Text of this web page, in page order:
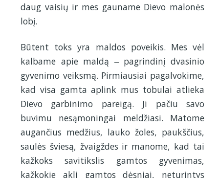
daug vaisių ir mes gauname Dievo malonės
lobį.
Būtent toks yra maldos poveikis. Mes vėl
kalbame apie maldą ‒ pagrindinį dvasinio
gyvenimo veiksmą. Pirmiausiai pagalvokime,
kad visa gamta aplink mus tobulai atlieka
Dievo garbinimo pareigą. Ji pačiu savo
buvimu nesąmoningai meldžiasi. Matome
augančius medžius, lauko žoles, paukščius,
saulės šviesą, žvaigždes ir manome, kad tai
kažkoks savitikslis gamtos gyvenimas,
kažkokie akli gamtos dėsniai, neturintys